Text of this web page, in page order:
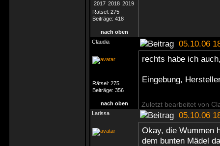
Rätsel: 275
Beiträge: 418
nach oben
Claudia
05.10.06
Rätsel: 275
Beiträge: 356
rechts habe ich
Eingebung,
nach oben Zuletzt bearbeitet von
Larissa 05.10.06
Okay, die Wummen
dem bunten Mädel